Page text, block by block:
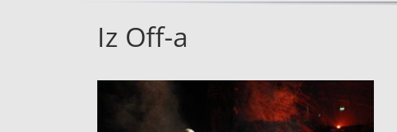
Iz Off-a